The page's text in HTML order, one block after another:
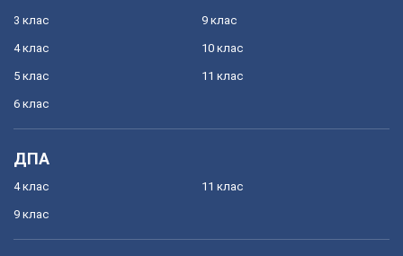
3 клас
4 клас
5 клас
6 клас
9 клас
10 клас
11 клас
ДПА
4 клас
9 клас
11 клас